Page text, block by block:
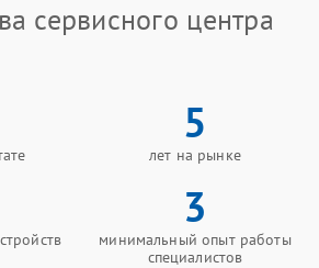
сервисного центра
5
лет на рынке
3
минимальный опыт работы
специалистов